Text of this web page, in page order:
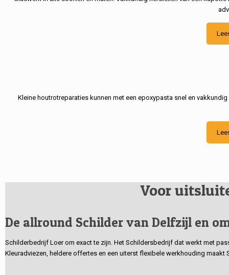
Kleine houtrotreparaties kunnen met een epoxypasta snel en
Voor
De allround Schilder van Delfzijl en
Schilderbedrijf Loer om exact te zijn. Het Schildersbedrijf dat werkt met
Kleuradviezen, heldere offertes en een uiterst flexibele werkhouding